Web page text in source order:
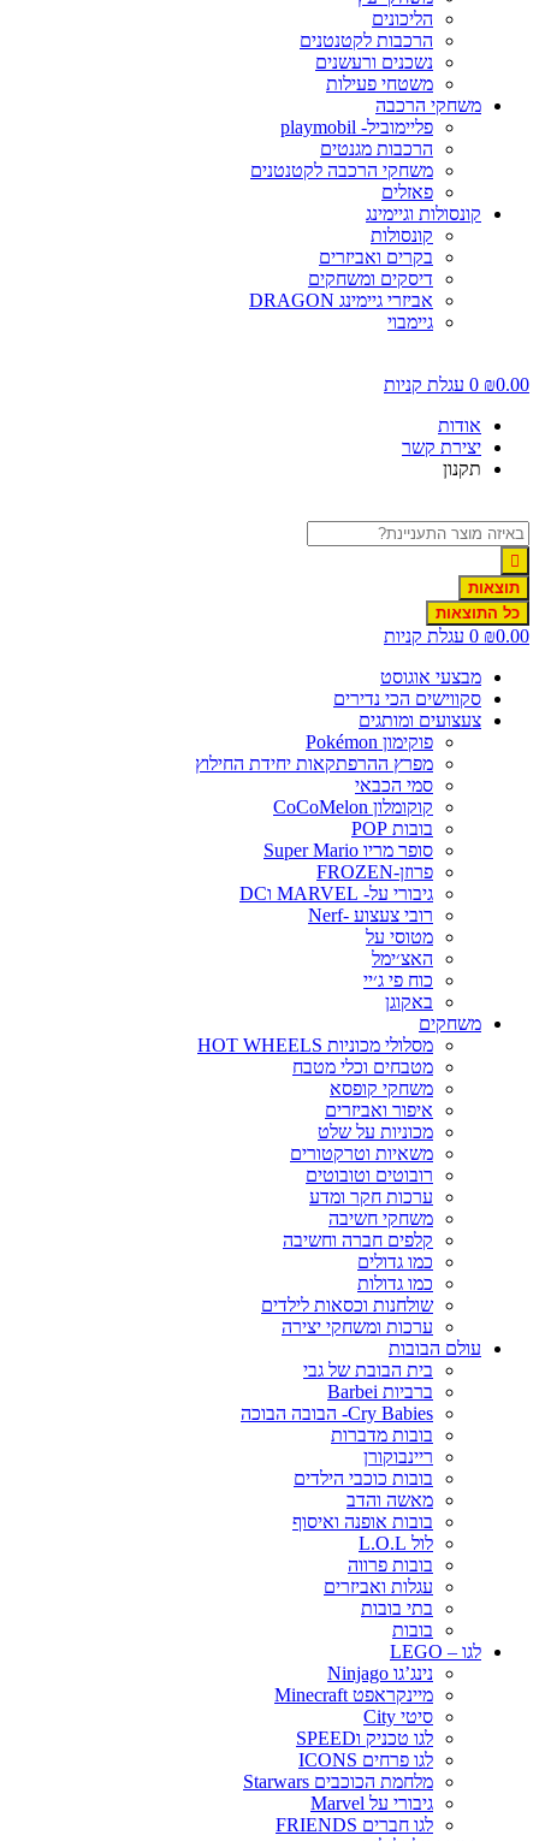
הליכונים
הרכבות לקטנטנים
נשכנים ורעשנים
משטחי פעילות
משחקי הרכבה
פליימוביל- playmobil
הרכבות מגנטים
משחקי הרכבה לקטנטנים
פאזלים
קונסולות וגיימינג
קונסולות
בקרים ואביזרים
דיסקים ומשחקים
אביזרי גיימינג DRAGON
גיימבוי
₪0.00
0 עגלת קניות
אודות
יצירת קשר
תקנון
תוצאות
כל התוצאות
₪0.00
0 עגלת קניות
מבצעי אוגוסט
סקווישים הכי נדירים
צעצועים ומותגים
פוקימון Pokémon
מפרץ ההרפתקאות יחידת החילוץ
סמי הכבאי
קוקומלון CoCoMelon
בובות POP
סופר מריו Super Mario
פרוזן-FROZEN
גיבורי על- MARVEL וDC
רובי צעצוע -Nerf
מטוסי על
האצ׳ימל
כוח פי ג׳יי
באקוגן
משחקים
מסלולי מכוניות HOT WHEELS
מטבחים וכלי מטבח
משחקי קופסא
איפור ואביזרים
מכוניות על שלט
משאיות וטרקטורים
רובוטים וטובוטים
ערכות חקר ומדע
משחקי חשיבה
קלפים חברה וחשיבה
כמו גדולים
כמו גדולות
שולחנות וכסאות לילדים
ערכות ומשחקי יצירה
עולם הבובות
בית הבובת של גבי
ברביות Barbei
Cry Babies- הבובה הבוכה
בובות מדברות
ריינבוקורן
בובות כוכבי הילדים
מאשה והדב
בובות אופנה ואיסוף
לול L.O.L
בובות פרווה
עגלות ואביזרים
בתי בובות
בובות
לגו – LEGO
נינג’גו Ninjago
מיינקראפט Minecraft
סיטי City
לגו טכניק וSPEED
לגו פרחים ICONS
מלחמת הכוכבים Starwars
גיבורי על Marvel
לגו חברים FRIENDS